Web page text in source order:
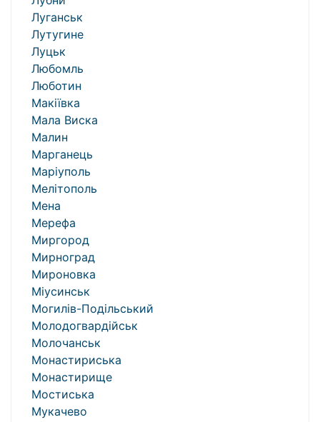
Луганськ
Лутугине
Луцьк
Любомль
Люботин
Макіївка
Мала Виска
Малин
Марганець
Маріуполь
Мелітополь
Мена
Мерефа
Миргород
Мирноград
Мироновка
Міусинськ
Могилів-Подільський
Молодогвардійськ
Молочанськ
Монастириська
Монастирище
Мостиська
Мукачево